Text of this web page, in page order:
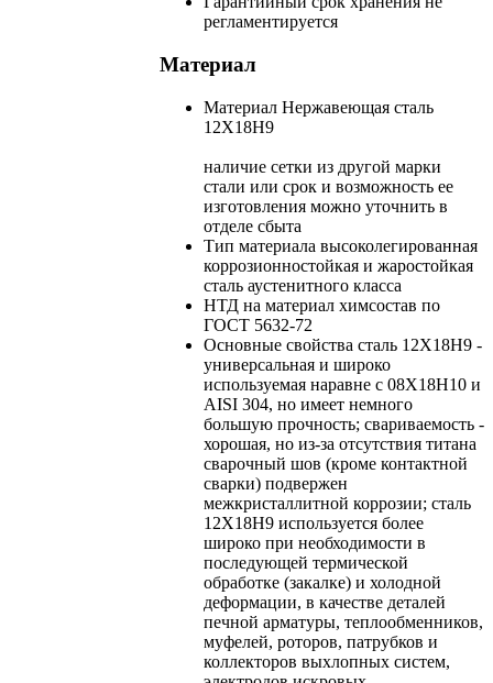
регламентируется
Материал
Материал Нержавеющая сталь
12Х18Н9
наличие сетки из другой марки
стали или срок и возможность ее
изготовления можно уточнить в
отделе сбыта
Тип материала высоколегированная
коррозионностойкая и жаростойкая
сталь аустенитного класса
НТД на материал химсостав по
ГОСТ 5632-72
Основные свойства сталь 12Х18Н9 -
универсальная и широко
используемая наравне с 08Х18Н10 и
AISI 304, но имеет немного
большую прочность; свариваемость -
хорошая, но из-за отсутствия титана
сварочный шов (кроме контактной
сварки) подвержен
межкристаллитной коррозии; сталь
12Х18Н9 используется более
широко при необходимости в
последующей термической
обработке (закалке) и холодной
деформации, в качестве деталей
печной арматуры, теплообменников,
муфелей, роторов, патрубков и
коллекторов выхлопных систем,